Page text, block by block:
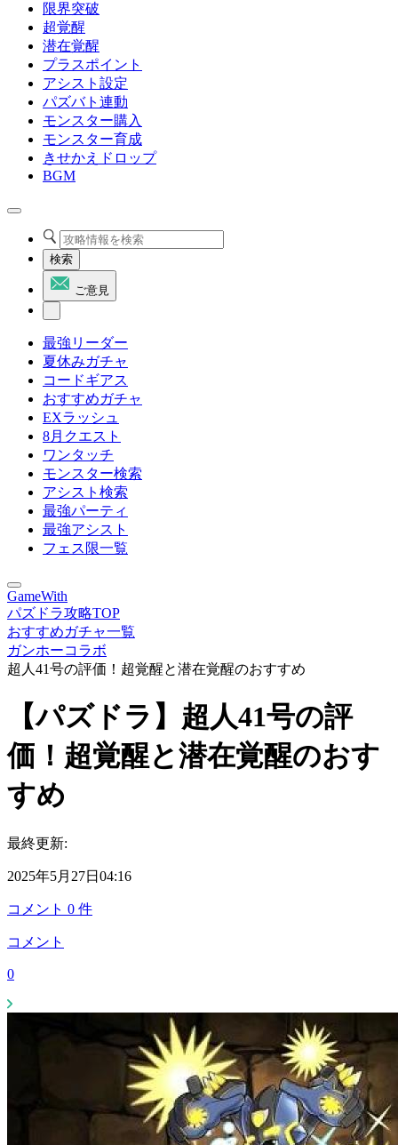
限界突破
超覚醒
潜在覚醒
プラスポイント
アシスト設定
パズバト連動
モンスター購入
モンスター育成
きせかえドロップ
BGM
検索
ご意見
最強リーダー
夏休みガチャ
コードギアス
おすすめガチャ
EXラッシュ
8月クエスト
ワンタッチ
モンスター検索
アシスト検索
最強パーティ
最強アシスト
フェス限一覧
GameWith
パズドラ攻略TOP
おすすめガチャ一覧
ガンホーコラボ
超人41号の評価！超覚醒と潜在覚醒のおすすめ
【パズドラ】超人41号の評
価！超覚醒と潜在覚醒のおす
すめ
最終更新:
2025年5月27日04:16
コメント 0 件
コメント
0